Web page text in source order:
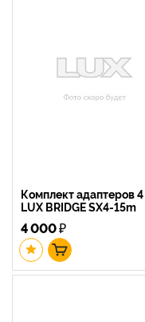
Комплект адаптеров 4
LUX BRIDGE SX4-15m
4 000₽